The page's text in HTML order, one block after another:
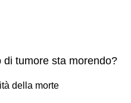
tumore sta morendo?
della morte